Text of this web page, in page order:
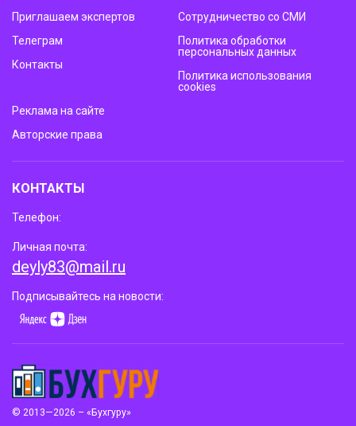
© 2013—2026 – «Бухгуру»
Приглашаем экспертов
Телеграм
Контакты
Сотрудничество со СМИ
Политика обработки
персональных данных
Политика использования
cookies
Реклама на сайте
Авторские права
КОНТАКТЫ
Телефон:
Личная почта:
deyly83@mail.ru
Подписывайтесь на новости: